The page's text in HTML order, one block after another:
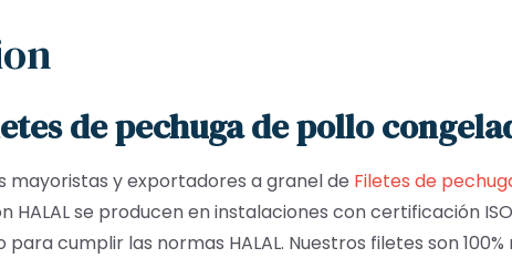
de pechuga de pollo
mayoristas y exportadores a granel de Filetes de
HALAL se producen en instalaciones con certificación
cumplir las normas HALAL. Nuestros filetes son